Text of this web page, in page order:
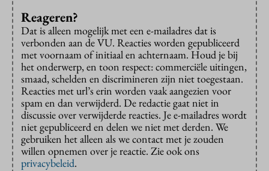
Reageren?
Dat is alleen mogelijk met een e-mailadres dat is
verbonden aan de VU. Reacties worden gepubliceerd
met voornaam of initiaal en achternaam. Houd je bij
het onderwerp, en toon respect: commerciële uitingen,
smaad, schelden en discrimineren zijn niet toegestaan.
Reacties met url’s erin worden vaak aangezien voor
spam en dan verwijderd. De redactie gaat niet in
discussie over verwijderde reacties. Je e-mailadres wordt
niet gepubliceerd en delen we niet met derden. We
gebruiken het alleen als we contact met je zouden
willen opnemen over je reactie. Zie ook ons
privacybeleid.